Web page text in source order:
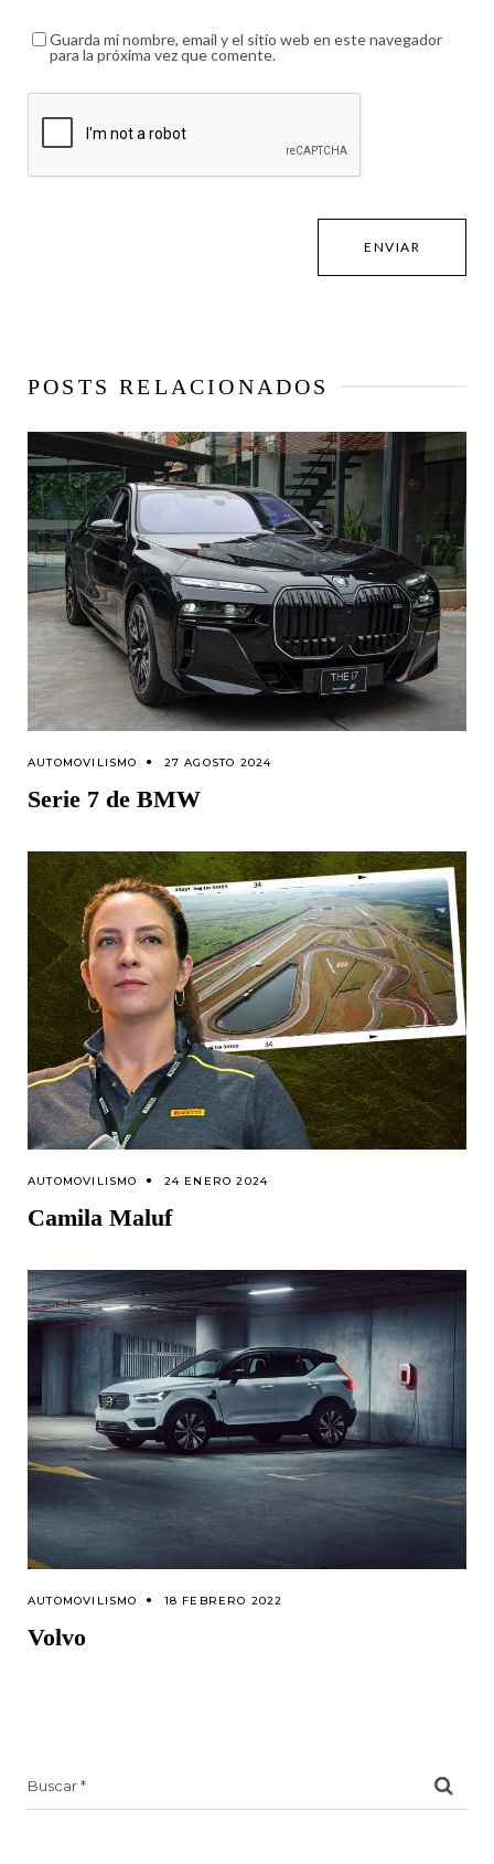
Guarda mi nombre, email y el sitio web en este navegador
para la próxima vez que comente.
POSTS RELACIONADOS
AUTOMOVILISMO 27 AGOSTO 2024
Serie 7 de BMW
AUTOMOVILISMO 24 ENERO 2024
Camila Maluf
AUTOMOVILISMO 18 FEBRERO 2022
Volvo